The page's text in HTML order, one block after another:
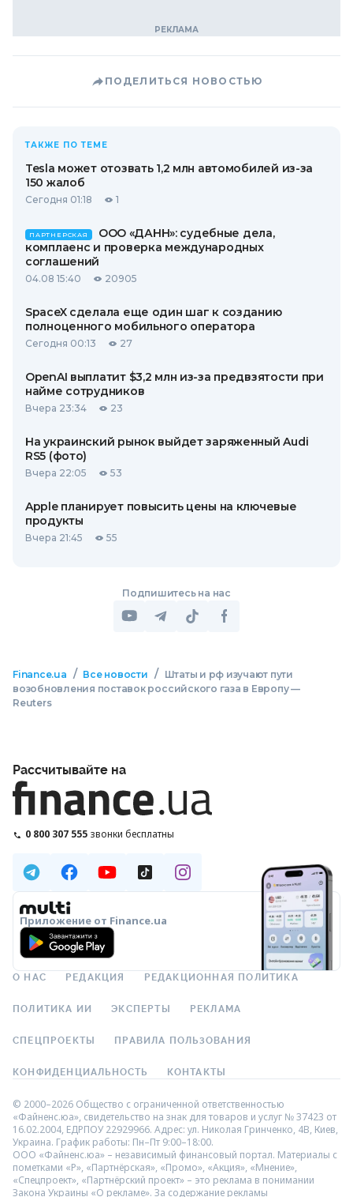
ПОДЕЛИТЬСЯ НОВОСТЬЮ
ТАКЖЕ ПО ТЕМЕ
Tesla может отозвать 1,2 млн автомобилей из-за
150 жалоб
Сегодня 01:18 1
ПАРТНЕРСКАЯ
ООО «ДАНН»: судебные дела,
комплаенс и проверка международных
соглашений
04.08 15:40 20905
SpaceX сделала еще один шаг к созданию
полноценного мобильного оператора
Сегодня 00:13 27
OpenAI выплатит $3,2 млн из-за предвзятости при
найме сотрудников
Вчера 23:34 23
На украинский рынок выйдет заряженный Audi
RS5 (фото)
Вчера 22:05 53
Apple планирует повысить цены на ключевые
продукты
Вчера 21:45 55
Подпишитесь на нас
Finance.ua / Все новости /
Штаты и рф изучают пути
возобновления поставок российского газа в Европу —
Reuters
Рассчитывайте на
0 800 307 555 звонки бесплатны
Приложение от Finance.ua
О НАС РЕДАКЦИЯ РЕДАКЦИОННАЯ ПОЛИТИКА
ПОЛИТИКА ИИ ЭКСПЕРТЫ РЕКЛАМА
СПЕЦПРОЕКТЫ ПРАВИЛА ПОЛЬЗОВАНИЯ
КОНФИДЕНЦИАЛЬНОСТЬ КОНТАКТЫ
© 2000–2026 Общество с ограниченной ответственностью
«Файненс.юа», свидетельство на знак для товаров и услуг № 37423 от
16.02.2004, ЕДРПОУ 22929966. Адрес: ул. Николая Гринченко, 4В, Киев,
Украина. График работы: Пн–Пт 9:00–18:00.
ООО «Файненс.юа» – независимый финансовый портал. Материалы с
пометками «Р», «Партнёрская», «Промо», «Акция», «Мнение»,
«Спецпроект», «Партнёрский проект» – это реклама в понимании
Закона Украины «О рекламе». За содержание рекламы